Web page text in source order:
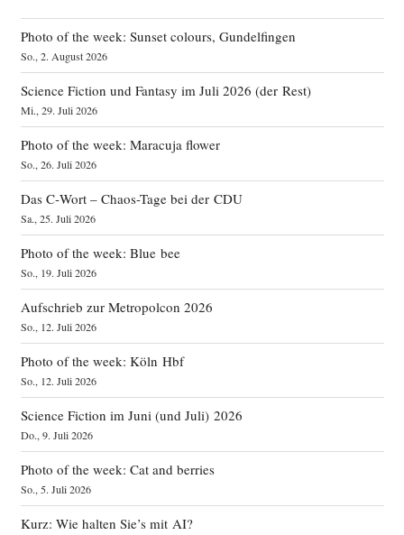
Photo of the week: Sunset colours, Gundelfingen
So., 2. August 2026
Science Fiction und Fantasy im Juli 2026 (der Rest)
Mi., 29. Juli 2026
Photo of the week: Maracuja flower
So., 26. Juli 2026
Das C‑Wort – Chaos-Tage bei der CDU
Sa., 25. Juli 2026
Photo of the week: Blue bee
So., 19. Juli 2026
Aufschrieb zur Metropolcon 2026
So., 12. Juli 2026
Photo of the week: Köln Hbf
So., 12. Juli 2026
Science Fiction im Juni (und Juli) 2026
Do., 9. Juli 2026
Photo of the week: Cat and berries
So., 5. Juli 2026
Kurz: Wie halten Sie’s mit AI?